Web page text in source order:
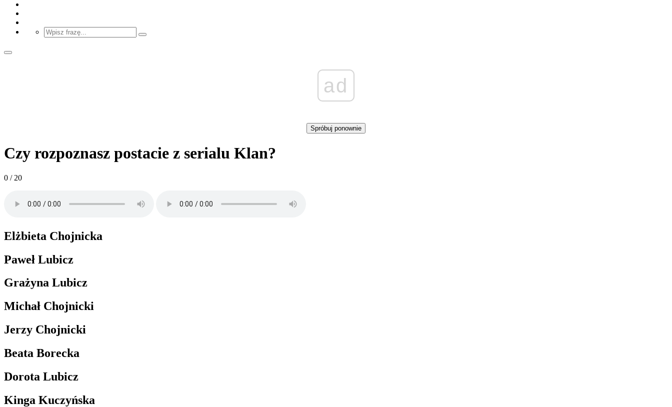
ad
Spróbuj ponownie
Czy rozpoznasz postacie z serialu Klan?
0 / 20
Elżbieta Chojnicka
Paweł Lubicz
Grażyna Lubicz
Michał Chojnicki
Jerzy Chojnicki
Beata Borecka
Dorota Lubicz
Kinga Kuczyńska